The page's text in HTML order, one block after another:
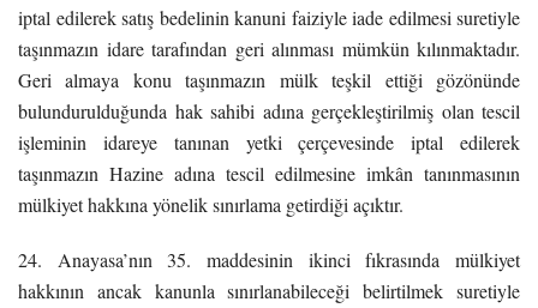
iptal edilerek satış bedelinin kanuni faiziyle iade edilmesi suretiyle
taşınmazın idare tarafından geri alınması mümkün kılınmaktadır.
Geri almaya konu taşınmazın mülk teşkil ettiği gözönünde
bulundurulduğunda hak sahibi adına gerçekleştirilmiş olan tescil
işleminin idareye tanınan yetki çerçevesinde iptal edilerek
taşınmazın Hazine adına tescil edilmesine imkân tanınmasının
mülkiyet hakkına yönelik sınırlama getirdiği açıktır.
24. Anayasa’nın 35. maddesinin ikinci fıkrasında mülkiyet
hakkının ancak kanunla sınırlanabileceği belirtilmek suretiyle